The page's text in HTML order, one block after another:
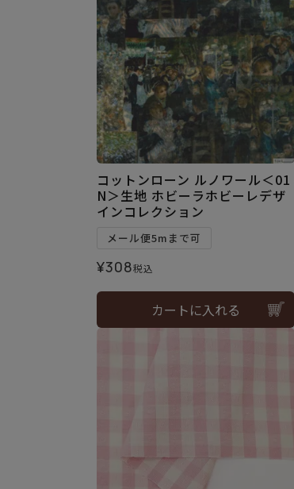
コットンローン ルノワール＜01
N＞生地 ホビーラホビーレデザ
インコレクション
メール便5mまで可
¥308税込
カートに入れる